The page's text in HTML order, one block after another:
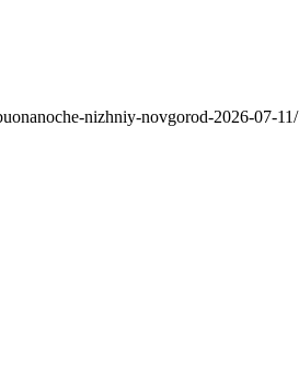
nizhniy-novgorod-2026-07-11/